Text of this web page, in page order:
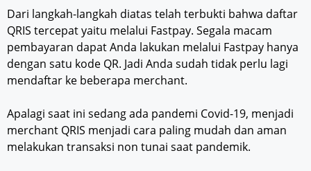
Dari langkah-langkah diatas telah terbukti bahwa daftar
QRIS tercepat yaitu melalui Fastpay. Segala macam
pembayaran dapat Anda lakukan melalui Fastpay hanya
dengan satu kode QR. Jadi Anda sudah tidak perlu lagi
mendaftar ke beberapa merchant.
Apalagi saat ini sedang ada pandemi Covid-19, menjadi
merchant QRIS menjadi cara paling mudah dan aman
melakukan transaksi non tunai saat pandemik.